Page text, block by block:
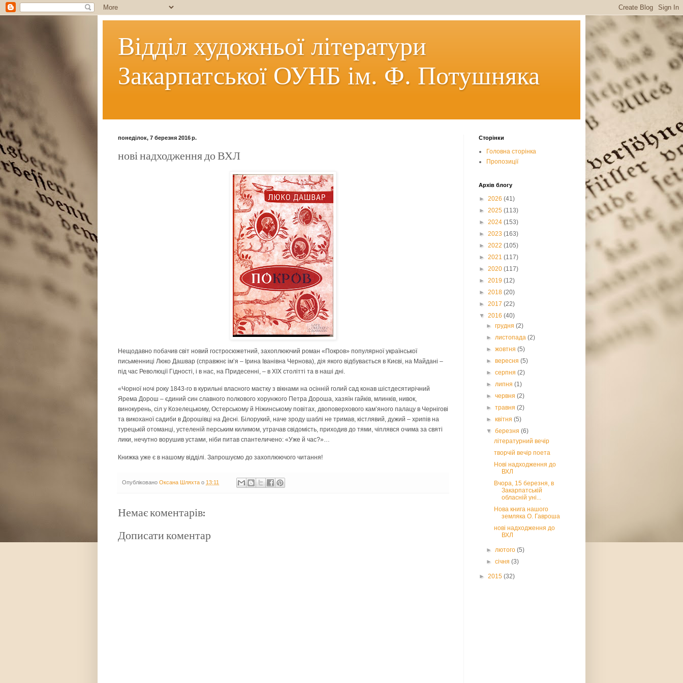
Відділ художньої літератури
Закарпатської ОУНБ ім. Ф. Потушняка
понеділок, 7 березня 2016 р.
нові надходження до ВХЛ
Нещодавно побачив світ новий гостросюжетний, захоплюючий роман «Покров» популярної української
письменниці Люко Дашвар (справжнє ім’я – Ірина Іванівна Чернова), дія якого відбувається в Києві, на Майдані –
під час Революції Гідності, і в нас, на Придесенні, – в XIX столітті та в наші дні.
«Чорної ночі року 1843-го в курильні власного маєтку з вікнами на осінній голий сад конав шістдесятирічний
Ярема Дорош – єдиний син славного полкового хорунжого Петра Дороша, хазяїн гайків, млинків, нивок,
винокурень, сіл у Козелецькому, Остерському й Ніжинському повітах, двоповерхового кам’яного палацу в Чернігові
та викоханої садиби в Дорошівці на Десні. Білорукий, наче зроду шаблі не тримав, кістлявий, дужий – хрипів на
турецькій отоманці, устеленій перським килимом, утрачав свідомість, приходив до тями, чіплявся очима за святі
лики, нечутно ворушив устами, ніби питав спантеличено: «Уже й час?»…
Книжка уже є в нашому відділі. Запрошуємо до захоплюючого читання!
Опубліковано Оксана Шляхта о 13:11
Немає коментарів:
Дописати коментар
Сторінки
Головна сторінка
Пропозиції
Архів блогу
► 2026 (41)
► 2025 (113)
► 2024 (153)
► 2023 (163)
► 2022 (105)
► 2021 (117)
► 2020 (117)
► 2019 (12)
► 2018 (20)
► 2017 (22)
▼ 2016 (40)
►грудня(2)
►листопада(2)
►жовтня(5)
►вересня(5)
►серпня(2)
►липня(1)
►червня(2)
►травня(2)
►квітня(5)
▼березня(6)
літературний вечір
творчій вечір поета
Нові надходження до
ВХЛ
Вчора, 15 березня, в
Закарпатській
обласній уні...
Нова книга нашого
земляка О. Гавроша
нові надходження до
ВХЛ
►лютого(5)
►січня(3)
► 2015 (32)